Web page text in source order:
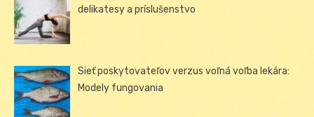
delikatesy a príslušenstvo
Sieť poskytovateľov verzus voľná voľba lekára:
Modely fungovania